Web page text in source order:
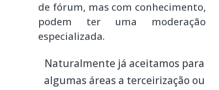
de fórum, mas com conhecimento,
podem ter uma moderação
especializada.
Naturalmente já aceitamos para
algumas áreas a terceirização ou